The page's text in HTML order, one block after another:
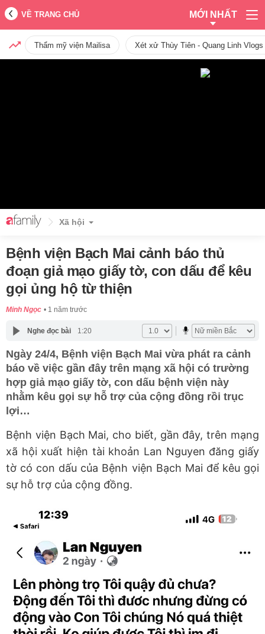
VỀ TRANG CHỦ MỚI NHẤT
Thẩm mỹ viện Mailisa Xét xử Thùy Tiên - Quang Linh
Xã hội
Bệnh viện Bạch Mai cảnh báo thủ
đoạn giả mạo giấy tờ, con dấu để kêu
gọi ủng hộ từ thiện
Minh Ngọc 1 năm trước
Nghe đọc bài 1:20
Ngày 24/4, Bệnh viện Bạch Mai vừa phát ra cảnh
báo về việc gần đây trên mạng xã hội có trường
hợp giả mạo giấy tờ, con dấu bệnh viện này
nhằm kêu gọi sự hỗ trợ của cộng đồng rồi trục
lợi…
Bệnh viện Bạch Mai, cho biết, gần đây, trên mạng
xã hội xuất hiện tài khoản Lan Nguyen đăng giấy
tờ có con dấu của Bệnh viện Bạch Mai để kêu gọi
sự hỗ trợ của cộng đồng.